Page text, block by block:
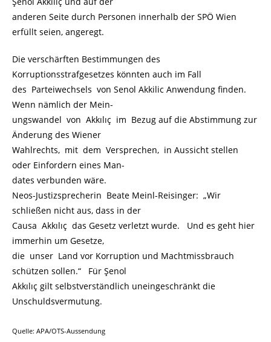
anderen Seite durch Personen innerhalb der SPÖ Wien
erfüllt seien, angeregt.
Die verschärften Bestimmungen des
Korruptionsstrafgesetzes könnten auch im Fall
des Parteiwechsels von Senol Akkilic Anwendung finden.
Wenn nämlich der Mein-
ungswandel von Akkılıç im Bezug auf die Abstimmung zur
Änderung des Wiener
Wahlrechts, mit dem Versprechen, in Aussicht stellen
oder Einfordern eines Man-
dates verbunden wäre.
Neos-Justizsprecherin Beate Meinl-Reisinger: „Wir
schließen nicht aus, dass in der
Causa Akkılıç das Gesetz verletzt wurde. Und es geht hier
immerhin um Gesetze,
die unser Land vor Korruption und Machtmissbrauch
schützen sollen.“ Für Şenol
Akkılıç gilt selbstverständlich uneingeschränkt die
Unschuldsvermutung.
Quelle: APA/OTS-Aussendung